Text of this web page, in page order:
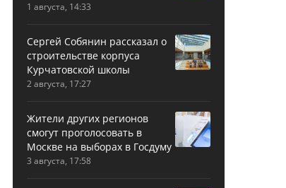
1 августа, 14:33
Сергей Собянин рассказал о
строительстве корпуса
Курчатовской школы
2 августа, 17:27
Жители других регионов
смогут проголосовать в
Москве на выборах в Госдуму
3 августа, 17:58